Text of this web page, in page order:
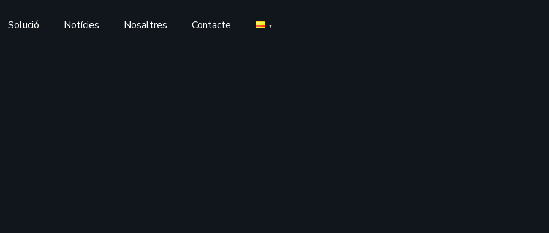
Solució Notícies Nosaltres Contacte